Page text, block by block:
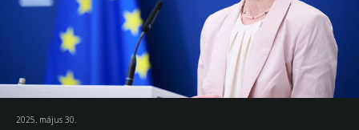
2025. május 30.